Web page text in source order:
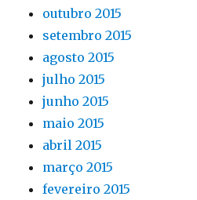
outubro 2015
setembro 2015
agosto 2015
julho 2015
junho 2015
maio 2015
abril 2015
março 2015
fevereiro 2015